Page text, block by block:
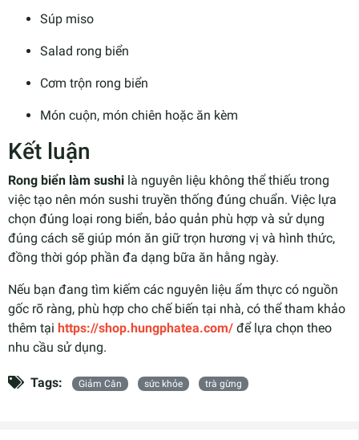
Súp miso
Salad rong biển
Cơm trộn rong biển
Món cuộn, món chiên hoặc ăn kèm
Kết luận
Rong biển làm sushi là nguyên liệu không thể thiếu trong
việc tạo nên món sushi truyền thống đúng chuẩn. Việc lựa
chọn đúng loại rong biển, bảo quản phù hợp và sử dụng
đúng cách sẽ giúp món ăn giữ trọn hương vị và hình thức,
đồng thời góp phần đa dạng bữa ăn hằng ngày.
Nếu bạn đang tìm kiếm các nguyên liệu ẩm thực có nguồn
gốc rõ ràng, phù hợp cho chế biến tại nhà, có thể tham khảo
thêm tại https://shop.hungphatea.com/ để lựa chọn theo
nhu cầu sử dụng.
Tags: Giảm Cân sức khỏe trà gừng